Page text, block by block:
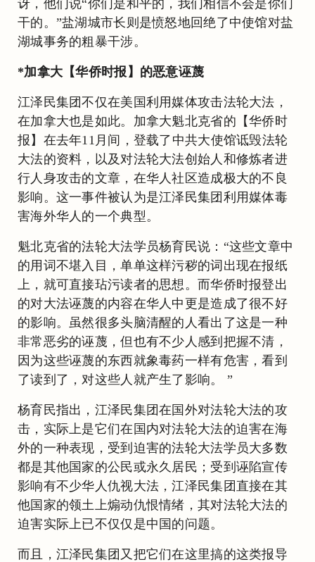
讶，他们说“你们是和平的，我们相信不会是你们
干的。”盐湖城市长则是愤怒地回绝了中使馆对盐
湖城事务的粗暴干涉。
*加拿大【华侨时报】的恶意诬蔑
江泽民集团不仅在美国利用媒体攻击法轮大法，
在加拿大也是如此。加拿大魁北克省的【华侨时
报】在去年11月间，登载了中共大使馆诋毁法轮
大法的资料，以及对法轮大法创始人和修炼者进
行人身攻击的文章，在华人社区造成极大的不良
影响。这一事件被认为是江泽民集团利用媒体毒
害海外华人的一个典型。
魁北克省的法轮大法学员杨育民说：“这些文章中
的用词不堪入目，单单这样污秽的词出现在报纸
上，就可直接玷污读者的思想。而华侨时报登出
的对大法诬蔑的内容在华人中更是造成了很不好
的影响。虽然很多头脑清醒的人看出了这是一种
非常恶劣的诬蔑，但也有不少人感到把握不清，
因为这些诬蔑的东西就象毒药一样有危害，看到
了读到了，对这些人就产生了影响。 ”
杨育民指出，江泽民集团在国外对法轮大法的攻
击，实际上是它们在国内对法轮大法的迫害在海
外的一种表现，受到迫害的法轮大法学员大多数
都是其他国家的公民或永久居民；受到诬陷宣传
影响有不少华人仇视大法，江泽民集团直接在其
他国家的领土上煽动仇恨情绪，其对法轮大法的
迫害实际上已不仅仅是中国的问题。
而且，江泽民集团又把它们在这里搞的这类报导